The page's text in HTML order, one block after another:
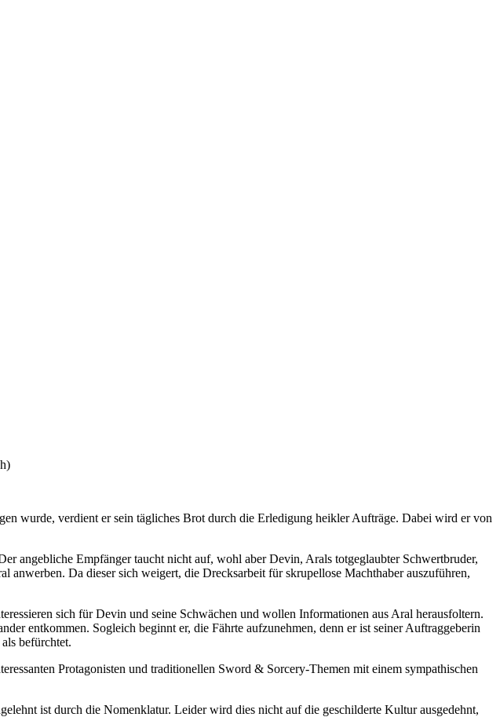
wurde, verdient er sein tägliches Brot durch die Erledigung heikler Aufträge. Dabei wird er von
angebliche Empfänger taucht nicht auf, wohl aber Devin, Arals totgeglaubter Schwertbruder,
anwerben. Da dieser sich weigert, die Drecksarbeit für skrupellose Machthaber auszuführen,
sich für Devin und seine Schwächen und wollen Informationen aus Aral herausfoltern.
entkommen. Sogleich beginnt er, die Fährte aufzunehmen, denn er ist seiner Auftraggeberin
befürchtet.
Protagonisten und traditionellen Sword & Sorcery-Themen mit einem sympathischen
ist durch die Nomenklatur. Leider wird dies nicht auf die geschilderte Kultur ausgedehnt,